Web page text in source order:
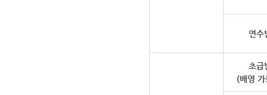
연수
초급
(배영